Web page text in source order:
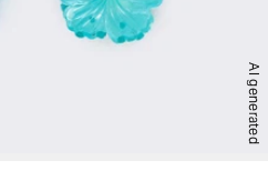
AI generated